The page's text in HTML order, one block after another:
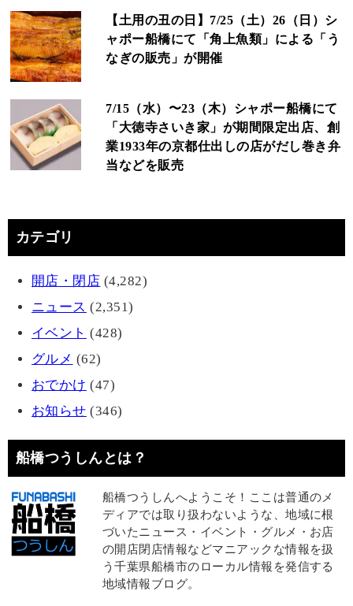
【土用の丑の日】7/25（土）26（日）シ
ャポー船橋にて「角上魚類」による「う
なぎの販売」が開催
7/15（水）〜23（木）シャポー船橋にて
「大徳寺さいき家」が期間限定出店、創
業1933年の京都仕出しの店がだし巻き弁
当などを販売
カテゴリ
開店・閉店 (4,282)
ニュース (2,351)
イベント (428)
グルメ (62)
おでかけ (47)
お知らせ (346)
船橋つうしんとは？
船橋つうしんへようこそ！ここは普通のメ
ディアでは取り扱わないような、地域に根
づいたニュース・イベント・グルメ・お店
の開店閉店情報などマニアックな情報を扱
う千葉県船橋市のローカル情報を発信する
地域情報ブログ。